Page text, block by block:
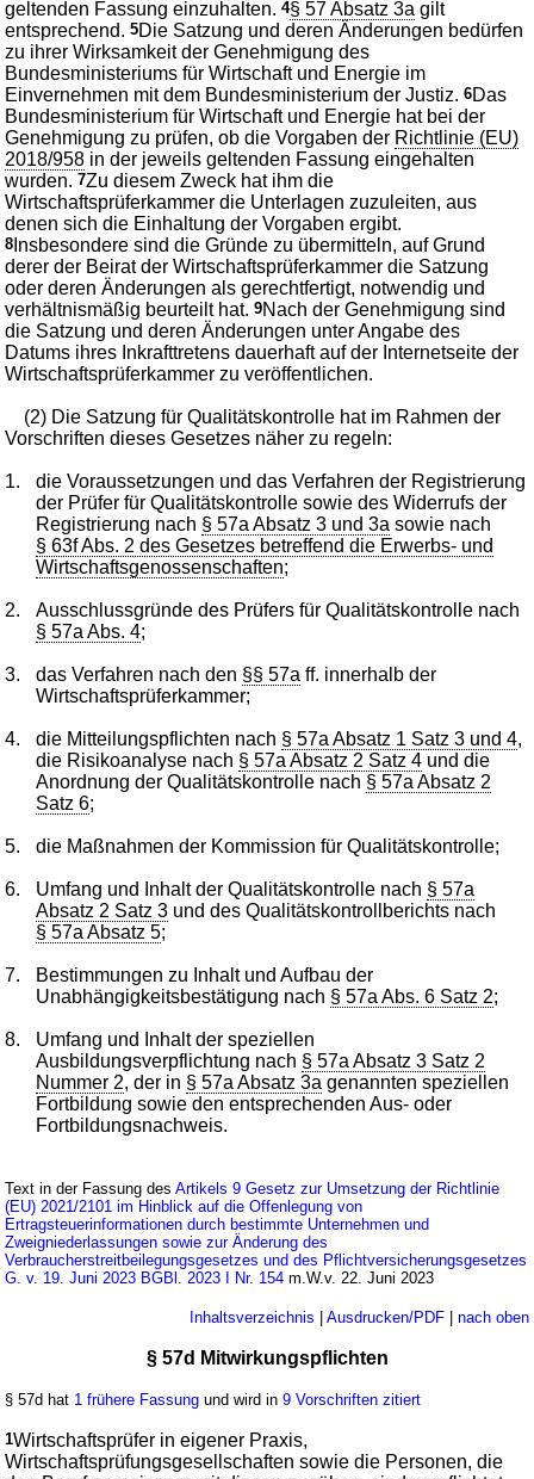
geltenden Fassung einzuhalten.4§ 57 Absatz 3a gilt
entsprechend.5Die Satzung und deren Änderungen bedürfen
zu ihrer Wirksamkeit der Genehmigung des
Bundesministeriums für Wirtschaft und Energie im
Einvernehmen mit dem Bundesministerium der Justiz.6Das
Bundesministerium für Wirtschaft und Energie hat bei der
Genehmigung zu prüfen, ob die Vorgaben der Richtlinie (EU)
2018/958 in der jeweils geltenden Fassung eingehalten
wurden.7Zu diesem Zweck hat ihm die
Wirtschaftsprüferkammer die Unterlagen zuzuleiten, aus
denen sich die Einhaltung der Vorgaben ergibt.
8 Insbesondere sind die Gründe zu übermitteln, auf Grund
derer der Beirat der Wirtschaftsprüferkammer die Satzung
oder deren Änderungen als gerechtfertigt, notwendig und
verhältnismäßig beurteilt hat.9Nach der Genehmigung sind
die Satzung und deren Änderungen unter Angabe des
Datums ihres Inkrafttretens dauerhaft auf der Internetseite der
Wirtschaftsprüferkammer zu veröffentlichen.
(2) Die Satzung für Qualitätskontrolle hat im Rahmen der
Vorschriften dieses Gesetzes näher zu regeln:
1.
die Voraussetzungen und das Verfahren der Registrierung
der Prüfer für Qualitätskontrolle sowie des Widerrufs der
Registrierung nach § 57a Absatz 3 und 3a sowie nach
§ 63f Abs. 2 des Gesetzes betreffend die Erwerbs- und
Wirtschaftsgenossenschaften;
2.
Ausschlussgründe des Prüfers für Qualitätskontrolle nach
§ 57a Abs. 4;
3. das Verfahren nach den §§ 57a ff. innerhalb der
Wirtschaftsprüferkammer;
4. die Mitteilungspflichten nach § 57a Absatz 1 Satz 3 und 4,
die Risikoanalyse nach § 57a Absatz 2 Satz 4 und die
Anordnung der Qualitätskontrolle nach § 57a Absatz 2
Satz 6;
5. die Maßnahmen der Kommission für Qualitätskontrolle;
6. Umfang und Inhalt der Qualitätskontrolle nach § 57a
Absatz 2 Satz 3 und des Qualitätskontrollberichts nach
§ 57a Absatz 5;
7.
Bestimmungen zu Inhalt und Aufbau der
Unabhängigkeitsbestätigung nach § 57a Abs. 6 Satz 2;
8.
Umfang und Inhalt der speziellen
Ausbildungsverpflichtung nach § 57a Absatz 3 Satz 2
Nummer 2, der in § 57a Absatz 3a genannten speziellen
Fortbildung sowie den entsprechenden Aus- oder
Fortbildungsnachweis.
Text in der Fassung desArtikels 9 Gesetz zur Umsetzung der Richtlinie
(EU) 2021/2101 im Hinblick auf die Offenlegung von
Ertragsteuerinformationen durch bestimmte Unternehmen und
Zweigniederlassungen sowie zur Änderung des
Verbraucherstreitbeilegungsgesetzes und des Pflichtversicherungsgesetzes
G. v. 19. Juni 2023 BGBl. 2023 I Nr. 154 m.W.v. 22. Juni 2023
Inhaltsverzeichnis Ausdrucken/PDF| nach oben
§ 57d Mitwirkungspflichten
§ 57d hat 1 frühere Fassung und wird in9 Vorschriften zitiert
1Wirtschaftsprüfer in eigener Praxis,
Wirtschaftsprüfungsgesellschaften sowie die Personen, die